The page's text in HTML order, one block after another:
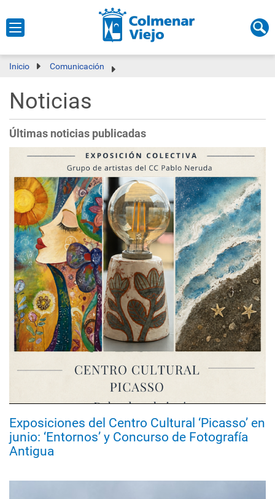
Inicio Comunicación
Noticias
Últimas noticias publicadas
Exposiciones del Centro Cultural ‘Picasso’ en
junio: ‘Entornos’ y Concurso de Fotografía
Antigua